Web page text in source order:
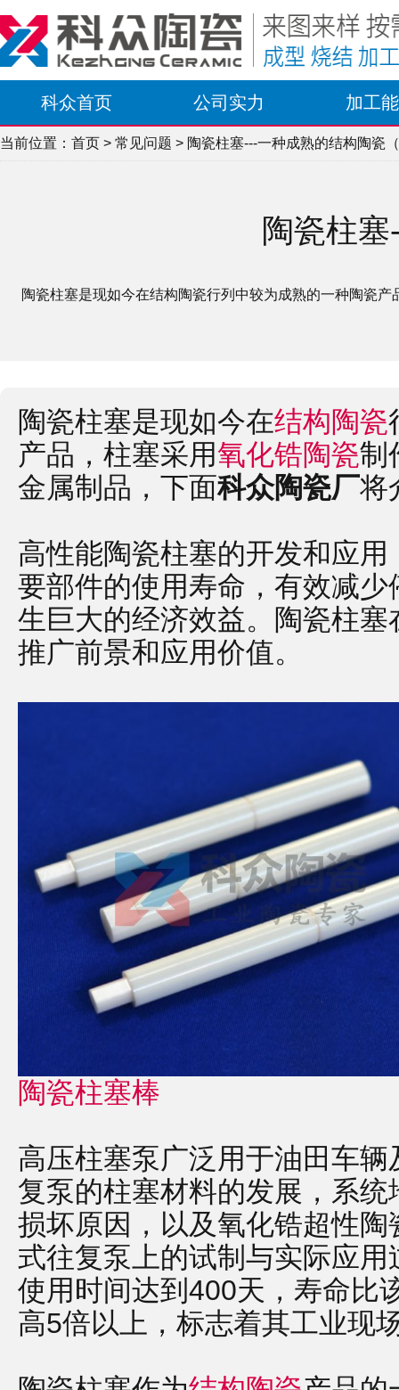
科众首页 公司实力 加工
当前位置： 首页 > 常见问题 > 陶瓷柱塞---一种成熟的结构陶瓷
陶瓷柱
陶瓷柱塞是现如今在结构陶瓷行列中较为成熟的一种陶瓷
陶瓷柱塞是现如今在结构陶瓷
产品，柱塞采用氧化锆陶瓷制
金属制品，下面科众陶瓷厂将
高性能陶瓷柱塞的开发和应
要部件的使用寿命，有效减
生巨大的经济效益。陶瓷柱
推广前景和应用价值。
陶瓷柱塞棒
高压柱塞泵广泛用于油田车
复泵的柱塞材料的发展，系
损坏原因，以及氧化锆超性
式往复泵上的试制与实际应
使用时间达到400天，寿命比
高5倍以上，标志着其工业现